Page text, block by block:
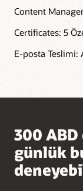
Content
Certificates: 5
E-posta
300
günlük